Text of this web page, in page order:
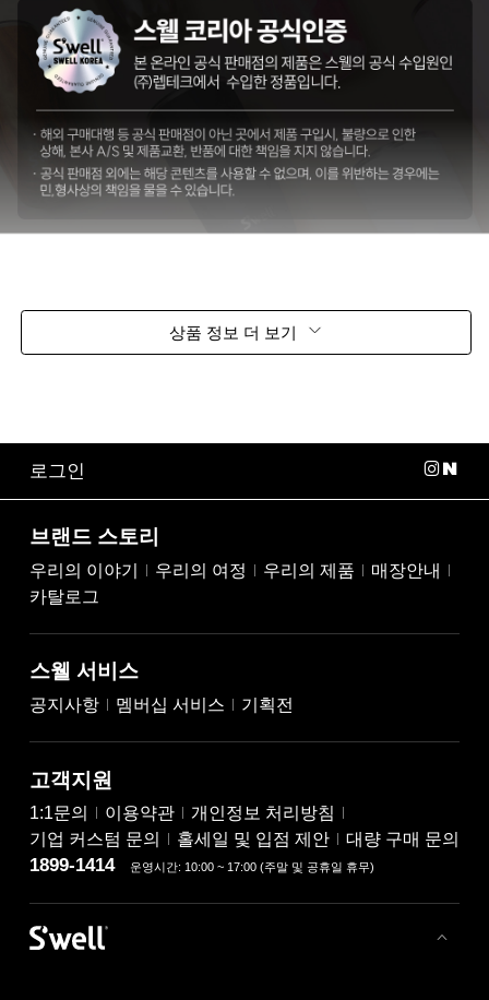
상품 정보 더 보기
로그인
브랜드 스토리
우리의 이야기 우리의 여정 우리의 제품
매장안내
카탈로그
스웰 서비스
공지사항 멤버십 서비스 기획전
고객지원
1:1문의 이용약관
개인정보 처리방침
기업 커스텀 문의
홀세일 및 입점 제안 대량 구매 문의
1899-1414 운영시간: 10:00 ~ 17:00 (주말 및 공휴일 휴무)